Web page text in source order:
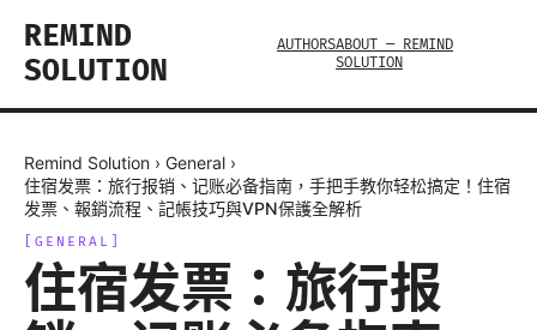
REMIND
SOLUTION
AUTHORSABOUT — REMIND
SOLUTION
Remind Solution › General ›
住宿发票：旅行报销、记账必备指南，手把手教你轻松搞定！住宿
发票、報銷流程、記帳技巧與VPN保護全解析
GENERAL
住宿发票：旅行报